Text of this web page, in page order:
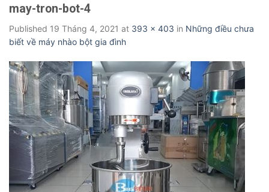
may-tron-bot-4
Published 19 Tháng 4, 2021 at 393 × 403 in Những điều chưa
biết về máy nhào bột gia đình